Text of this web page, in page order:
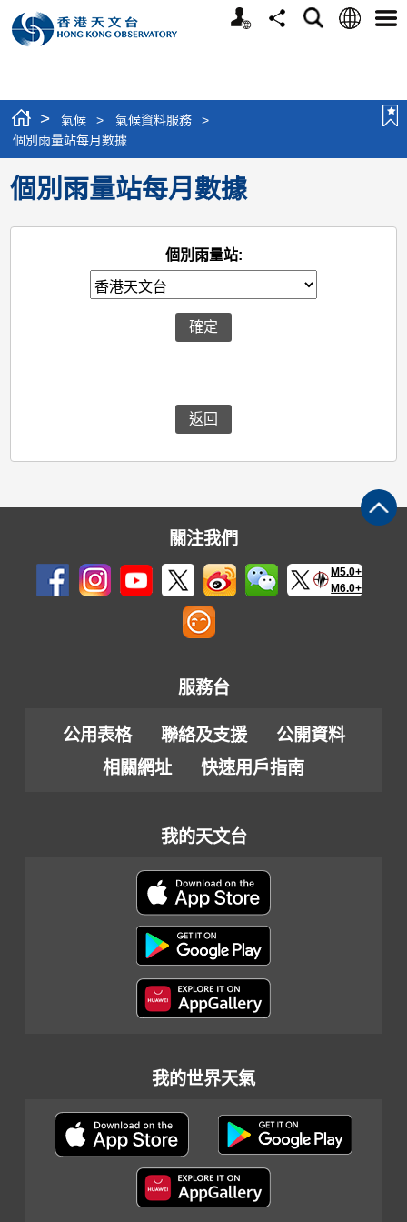
個
分
搜
語
選
> 氣候 > 氣候資料服務
>
個別雨量站每月數據
個別雨量站每月數據
個別雨量站:
返回
關注我們
M5.0+
M6.0+
服務台
公用表格 聯絡及支援
公開資料
相關網址
快速用戶指南
我的天文台
我的世界天氣